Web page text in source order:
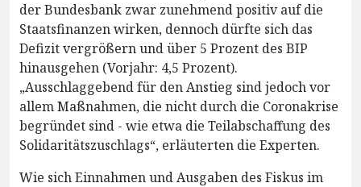
der Bundesbank zwar zunehmend positiv auf die
Staatsfinanzen wirken, dennoch dürfte sich das
Defizit vergrößern und über 5 Prozent des BIP
hinausgehen (Vorjahr: 4,5 Prozent).
„Ausschlaggebend für den Anstieg sind jedoch vor
allem Maßnahmen, die nicht durch die Coronakrise
begründet sind - wie etwa die Teilabschaffung des
Solidaritätszuschlags“, erläuterten die Experten.
Wie sich Einnahmen und Ausgaben des Fiskus im